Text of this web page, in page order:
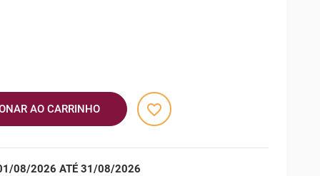
AO CARRINHO favorite_border
01/08/2026 ATÉ 31/08/2026